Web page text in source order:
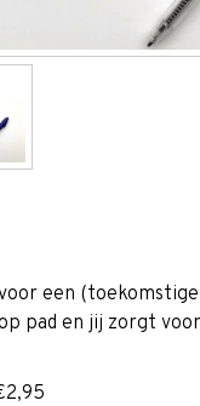
een
pad en jij zorgt